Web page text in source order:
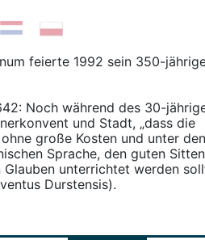
feierte 1992 sein 350-
Noch während des 30-
und Stadt, „dass die
große Kosten und unter
Sprache, den guten
unterrichtet werden
Durstensis).